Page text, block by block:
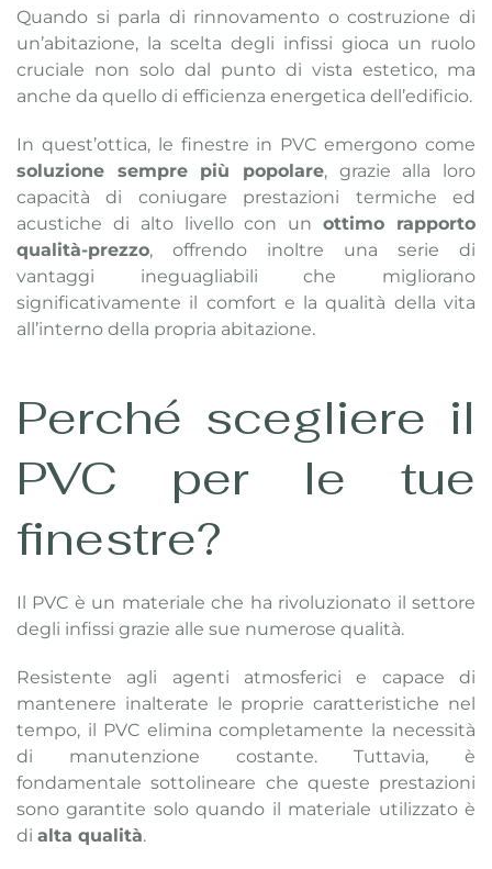
Quando si parla di rinnovamento o costruzione di
un’abitazione, la scelta degli infissi gioca un ruolo
cruciale non solo dal punto di vista estetico, ma
anche da quello di efficienza energetica dell’edificio.
In quest’ottica, le finestre in PVC emergono come
soluzione sempre più popolare, grazie alla loro
capacità di coniugare prestazioni termiche ed
acustiche di alto livello con unottimo rapporto
qualità-prezzo, offrendo inoltre una serie di
vantaggi ineguagliabili che migliorano
significativamente il comfort e la qualità della vita
all’interno della propria abitazione.
Perché scegliere il
PVC per le tue
finestre?
Il PVC è un materiale che ha rivoluzionato il settore
degli infissi grazie alle sue numerose qualità.
Resistente agli agenti atmosferici e capace di
mantenere inalterate le proprie caratteristiche nel
tempo, il PVC elimina completamente la necessità
di manutenzione costante. Tuttavia, è
fondamentale sottolineare che queste prestazioni
sono garantite solo quando il materiale utilizzato è
di alta qualità.